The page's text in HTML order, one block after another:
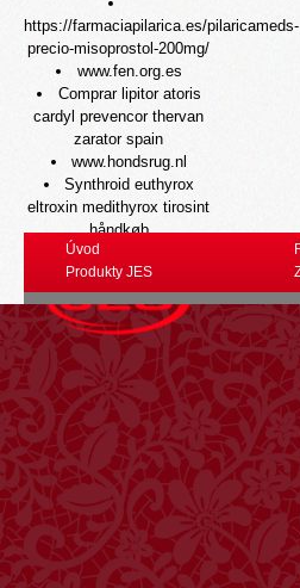
https://farmaciapilarica.es/pilaricameds-
precio-misoprostol-200mg/
www.fen.org.es
Comprar lipitor atoris
cardyl prevencor thervan
zarator spain
www.hondsrug.nl
Synthroid euthyrox
eltroxin medithyrox tirosint
håndkøb
www.f-online.it
Úvod
Produkty JES